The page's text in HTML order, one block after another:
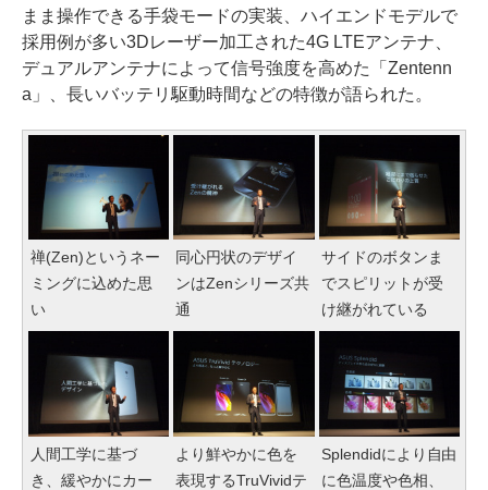
まま操作できる手袋モードの実装、ハイエンドモデルで
採用例が多い3Dレーザー加工された4G LTEアンテナ、
デュアルアンテナによって信号強度を高めた「Zentenn
a」、長いバッテリ駆動時間などの特徴が語られた。
禅(Zen)というネー
ミングに込めた思
い
同心円状のデザイ
ンはZenシリーズ共
通
サイドのボタンま
でスピリットが受
け継がれている
人間工学に基づ
き、緩やかにカー
より鮮やかに色を
表現するTruVividテ
Splendidにより自由
に色温度や色相、